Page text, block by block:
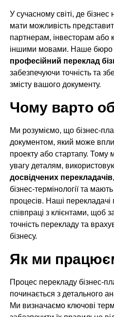
У сучасному світі, де
мати можливість
партнерам, інвесторам або
іншими мовами. Наше бюро
професійний переклад
забезпечуючи точність та
змісту вашого документу.
Чому варто
Ми розуміємо, що бізнес-
документом, який може
проекту або стартапу. Тому
увагу деталям,
досвідчених перекладачів
бізнес-термінології та
процесів. Наші перекладачі
співпраці з клієнтами, щоб
точність перекладу та
бізнесу.
Як ми
Процес перекладу бізнес-
починається з детального
Ми визначаємо ключові